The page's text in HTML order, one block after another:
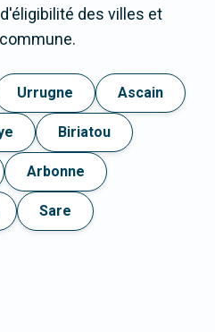
des villes et
Urrugne Ascain
Biriatou
Arbonne
Sare